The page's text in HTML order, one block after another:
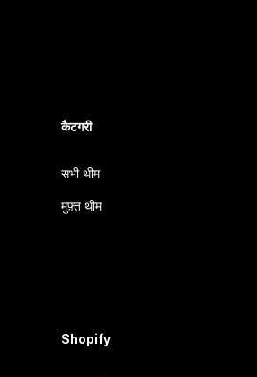
कैटगरी
सभी थीम
मुफ़्त थीम
Shopify